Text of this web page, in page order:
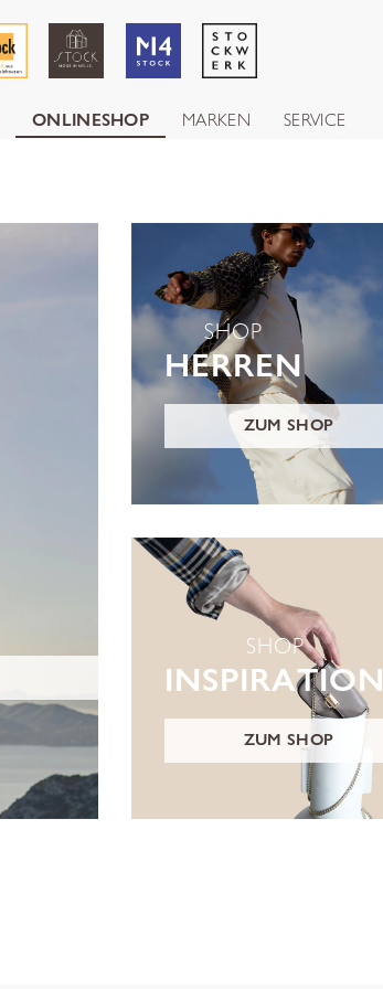
ONLINESHOP MARKEN SERVICE
SHOP
HERREN
ZUM SHOP
SHOP
INSPIRATION
ZUM SHOP